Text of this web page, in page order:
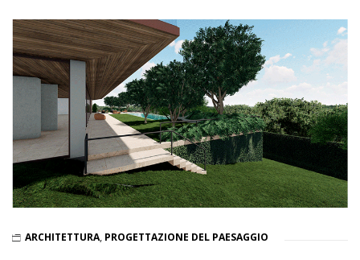
ARCHITETTURA, PROGETTAZIONE DEL PAESAGGIO